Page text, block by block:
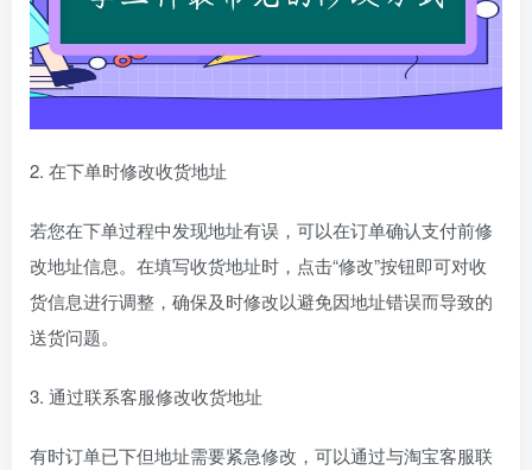
2. 在下单时修改收货地址
若您在下单过程中发现地址有误，可以在订单确认支付前修
改地址信息。在填写收货地址时，点击“修改”按钮即可对收
货信息进行调整，确保及时修改以避免因地址错误而导致的
送货问题。
3. 通过联系客服修改收货地址
有时订单已下但地址需要紧急修改，可以通过与淘宝客服联